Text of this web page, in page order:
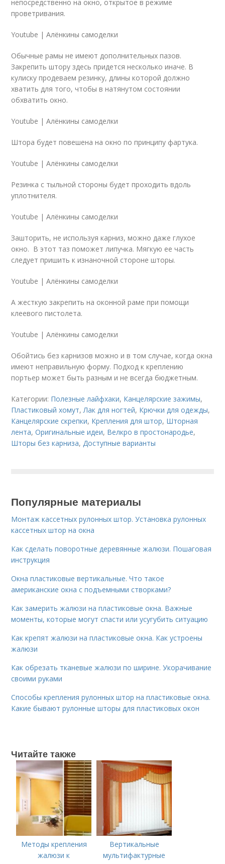
непосредственно на окно, открытое в режиме
проветривания.
Youtube | Алёнкины самоделки
Обычные рамы не имеют дополнительных пазов.
Закрепить штору здесь придется несколько иначе. В
кулиску продеваем резинку, длины которой должно
хватить для того, чтобы в натянутом состоянии
обхватить окно.
Youtube | Алёнкины самоделки
Штора будет повешена на окно по принципу фартука.
Youtube | Алёнкины самоделки
Резинка с тыльной стороны будет проходить вдоль
уплотнителя.
Youtube | Алёнкины самоделки
Зашторить, не используя карниз, можно даже глухое
окно. В этот таз поможет липучка. Мягкую ее часть
следует пришить к изнаночной стороне шторы.
Youtube | Алёнкины самоделки
А жесткую закрепить на оконной раме при помощи
клеевого пистолета.
Youtube | Алёнкины самоделки
Обойтись без карнизов можно и в том случае, когда окна
имеют неправильную форму. Подход к креплению
портьер может быть разным и не всегда бюджетным.
Категории: Полезные лайфхаки, Канцелярские зажимы,
Пластиковый хомут,Лак для ногтей, Крючки для одежды,
Канцелярские скрепки, Крепления для штор, Шторная
лента,Оригинальные идеи, Велкро в простонародье,
Шторы без карниза,Доступные варианты
Популярные материалы
Монтаж кассетных рулонных штор. Установка рулонных
кассетных штор на окна
Как сделать поворотные деревянные жалюзи. Пошаговая
инструкция
Окна пластиковые вертикальные. Что такое
американские окна с подъемными створками?
Как замерить жалюзи на пластиковые окна. Важные
моменты, которые могут спасти или усугубить ситуацию
Как крепят жалюзи на пластиковые окна. Как устроены
жалюзи
Как обрезать тканевые жалюзи по ширине. Укорачивание
своими руками
Способы крепления рулонных штор на пластиковые окна.
Какие бывают рулонные шторы для пластиковых окон
Читайте также
Методы крепления
жалюзи к
Вертикальные
мультифактурные